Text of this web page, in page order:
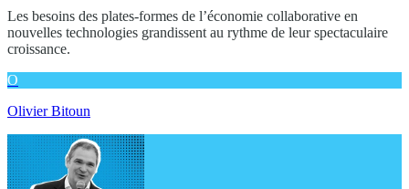
Les besoins des plates-formes de l’économie collaborative en
nouvelles technologies grandissent au rythme de leur spectaculaire
croissance.
O
Olivier Bitoun